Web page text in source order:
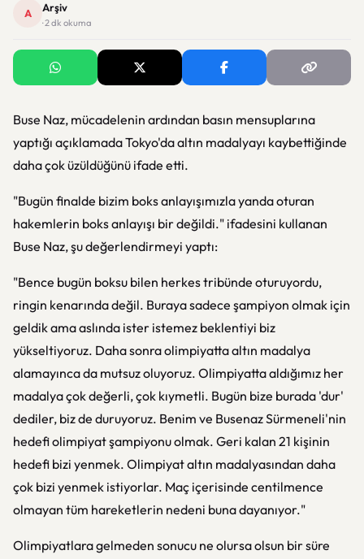
A Arşiv
· 2 dk okuma
Buse Naz, mücadelenin ardından basın mensuplarına
yaptığı açıklamada Tokyo'da altın madalyayı kaybettiğinde
daha çok üzüldüğünü ifade etti.
"Bugün finalde bizim boks anlayışımızla yanda oturan
hakemlerin boks anlayışı bir değildi." ifadesini kullanan
Buse Naz, şu değerlendirmeyi yaptı:
"Bence bugün boksu bilen herkes tribünde oturuyordu,
ringin kenarında değil. Buraya sadece şampiyon olmak için
geldik ama aslında ister istemez beklentiyi biz
yükseltiyoruz. Daha sonra olimpiyatta altın madalya
alamayınca da mutsuz oluyoruz. Olimpiyatta aldığımız her
madalya çok değerli, çok kıymetli. Bugün bize burada 'dur'
dediler, biz de duruyoruz. Benim ve Busenaz Sürmeneli'nin
hedefi olimpiyat şampiyonu olmak. Geri kalan 21 kişinin
hedefi bizi yenmek. Olimpiyat altın madalyasından daha
çok bizi yenmek istiyorlar. Maç içerisinde centilmence
olmayan tüm hareketlerin nedeni buna dayanıyor."
Olimpiyatlara gelmeden sonucu ne olursa olsun bir süre